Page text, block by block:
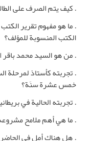
. كيف يتم الصرف على
. ما هو مفهوم تقرير
الكتب المنسوبة للمؤلف؟
. من هو السيد محمد
. تجربته كأستاذ لمرحلة
خمس عشرة سنَة؟
. تجربته الحالية في
. ما هي أهم ملامح
. هل هناك أمل في